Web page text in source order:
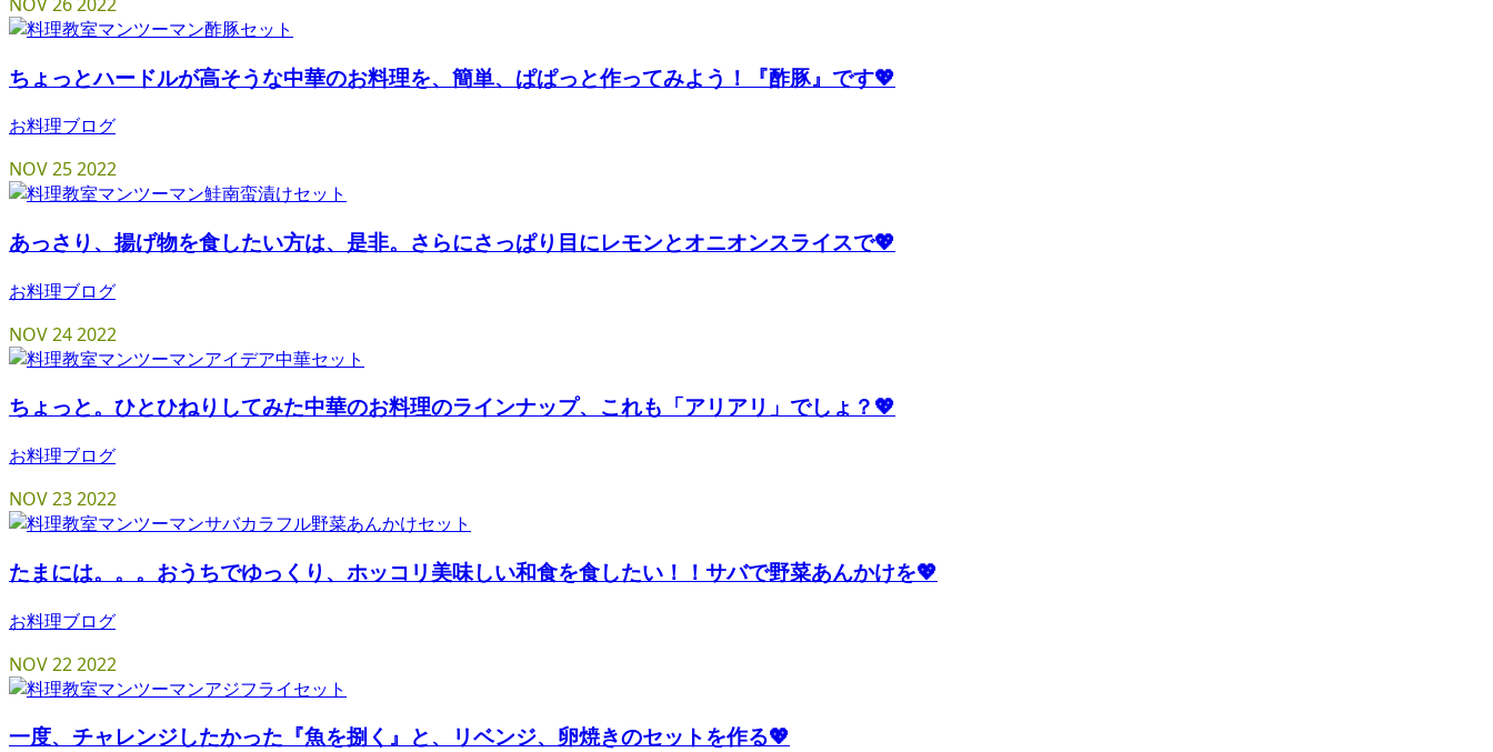
ちょっとハードルが高そうな中華のお料理を、簡単、ぱぱっと作ってみよう！『酢豚』です💖
お料理ブログ
NOV252022
あっさり、揚げ物を食したい方は、是非。さらにさっぱり目にレモンとオニオンスライスで💖
お料理ブログ
NOV242022
ちょっと。ひとひねりしてみた中華のお料理のラインナップ、これも「アリアリ」でしょ？💖
お料理ブログ
NOV232022
たまには。。。おうちでゆっくり、ホッコリ美味しい和食を食したい！！サバで野菜あんかけを💖
お料理ブログ
NOV222022
一度、チャレンジしたかった『魚を捌く』と、リベンジ、卵焼きのセットを作る💖